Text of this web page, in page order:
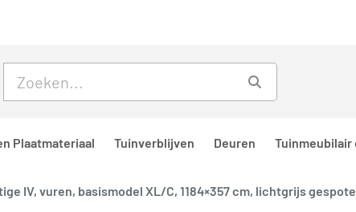
Plaatmateriaal Tuinverblijven Deuren
IV, vuren, basismodel XL/C, 1184×357 cm, lichtgrijs